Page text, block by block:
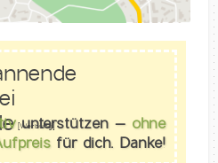
[Werbung]
unterstützen – ohne
für dich. Danke!